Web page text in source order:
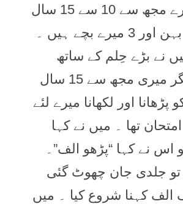
ان ميں 4 ميرے مجھ سے 10 سے 15 سال
چھوٹے بھائی بہن اور 3 ميرے بچے ہيں ۔
نے بڑے حِلم کے ساتھ
محنت کی مگر ميری مجھ سے 15 سال
اور لکھانا ميرے لئے
تھا ۔ ميں نے کہا
اس نے کہا “پڑھو الف”۔
جلدی جان چھوٹ گئی
کہنا شروع کيا ۔ ميں